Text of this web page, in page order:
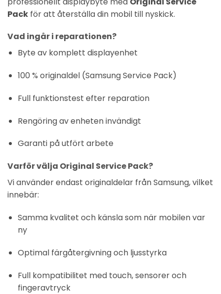
Pack för att återställa din mobil till nyskick.
Vad ingår i reparationen?
Byte av komplett displayenhet
100 % originaldel (Samsung Service Pack)
Full funktionstest efter reparation
Rengöring av enheten invändigt
Garanti på utfört arbete
Varför välja Original Service Pack?
Vi använder endast originaldelar frånSamsung, vilket
innebär:
Samma kvalitet och känsla som när mobilen var
ny
Optimal färgåtergivning och ljusstyrka
Full kompatibilitet med touch, sensorer och
fingeravtryck